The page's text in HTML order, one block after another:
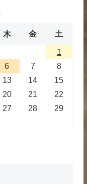
木 金 土
1
6 7
8
13 14
15
20 21
22
27 28
29